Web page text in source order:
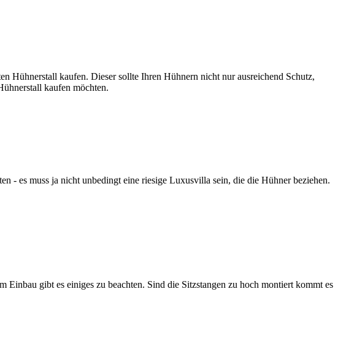
Hühnerstall kaufen. Dieser sollte Ihren Hühnern nicht nur ausreichend Schutz,
kaufen möchten.
- es muss ja nicht unbedingt eine riesige Luxusvilla sein, die die Hühner beziehen.
gibt es einiges zu beachten. Sind die Sitzstangen zu hoch montiert kommt es